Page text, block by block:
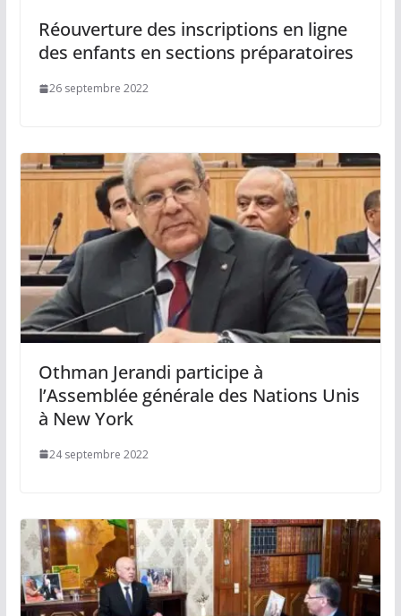
Réouverture des inscriptions en ligne
des enfants en sections préparatoires
26 septembre 2022
Othman Jerandi participe à
l’Assemblée générale des Nations Unis
à New York
24 septembre 2022